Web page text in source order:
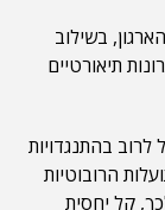
בשילוב
תיאורטיים
לרוב בהתנגדויות
הרובוטיות
קל יחסית